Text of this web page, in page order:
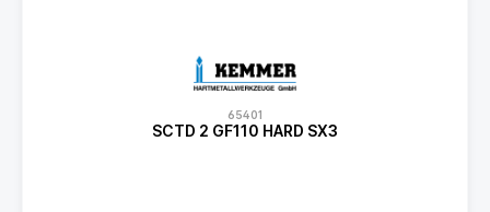
65401
SCTD 2 GF110 HARD SX3